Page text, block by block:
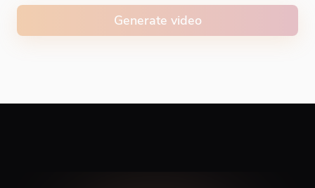
#E74C3C
Generate video